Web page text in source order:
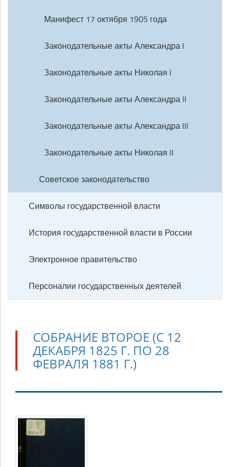
Манифест 17 октября 1905 года
Законодательные акты Александра I
Законодательные акты Николая I
Законодательные акты Александра II
Законодательные акты Александра III
Законодательные акты Николая II
Советское законодательство
Символы государственной власти
История государственной власти в России
Электронное правительство
Персоналии государственных деятелей
СОБРАНИЕ ВТОРОЕ (С 12
ДЕКАБРЯ 1825 Г. ПО 28
ФЕВРАЛЯ 1881 Г.)
Собрание
второе
(с